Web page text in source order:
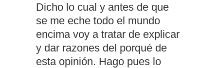
Dicho lo cual y antes de que
se me eche todo el mundo
encima voy a tratar de explicar
y dar razones del porqué de
esta opinión. Hago pues lo